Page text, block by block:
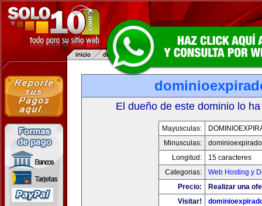
El dueño de este dominio lo
Mayusculas:
Minusculas:
Longitud:
15 caracteres
Categorias:
Web Hosting y
Precio:
Realizar una
Visitar!